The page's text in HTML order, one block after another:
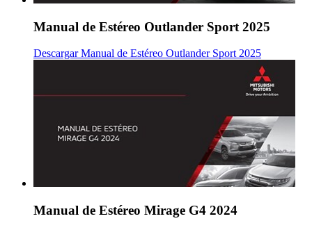
Manual de Estéreo Outlander Sport 2025
Descargar Manual de Estéreo Outlander Sport 2025
Manual de Estéreo Mirage G4 2024